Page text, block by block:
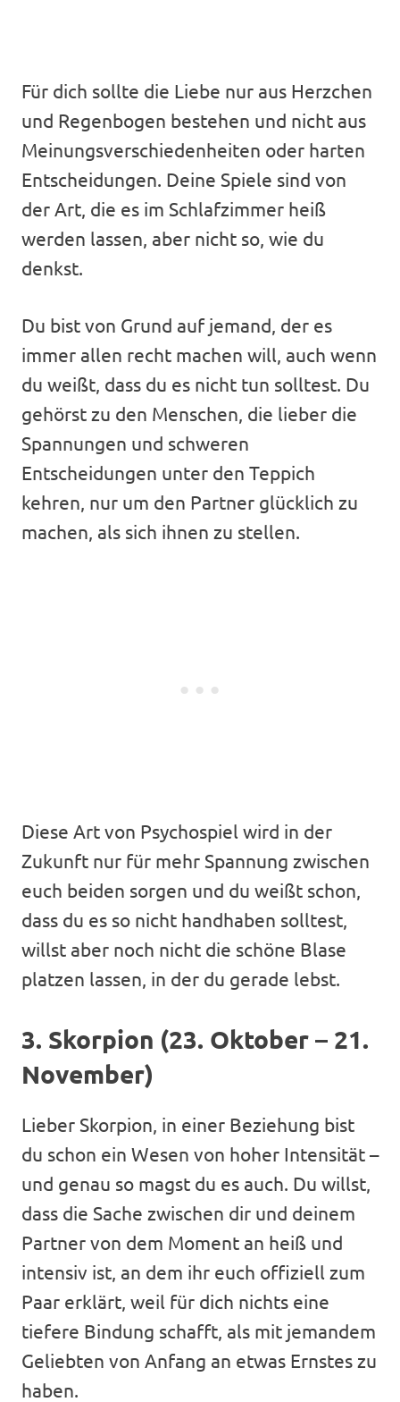
Für dich sollte die Liebe nur aus Herzchen
und Regenbogen bestehen und nicht aus
Meinungsverschiedenheiten oder harten
Entscheidungen. Deine Spiele sind von
der Art, die es im Schlafzimmer heiß
werden lassen, aber nicht so, wie du
denkst.
Du bist von Grund auf jemand, der es
immer allen recht machen will, auch wenn
du weißt, dass du es nicht tun solltest. Du
gehörst zu den Menschen, die lieber die
Spannungen und schweren
Entscheidungen unter den Teppich
kehren, nur um den Partner glücklich zu
machen, als sich ihnen zu stellen.
Diese Art von Psychospiel wird in der
Zukunft nur für mehr Spannung zwischen
euch beiden sorgen und du weißt schon,
dass du es so nicht handhaben solltest,
willst aber noch nicht die schöne Blase
platzen lassen, in der du gerade lebst.
3. Skorpion (23. Oktober – 21.
November)
Lieber Skorpion, in einer Beziehung bist
du schon ein Wesen von hoher Intensität –
und genau so magst du es auch. Du willst,
dass die Sache zwischen dir und deinem
Partner von dem Moment an heiß und
intensiv ist, an dem ihr euch offiziell zum
Paar erklärt, weil für dich nichts eine
tiefere Bindung schafft, als mit jemandem
Geliebten von Anfang an etwas Ernstes zu
haben.